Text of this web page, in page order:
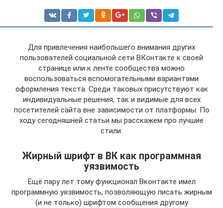
Для привлечения наибольшего внимания других
пользователей социальной сети ВКонтакте к своей
странице или к ленте сообщества можно
воспользоваться вспомогательными вариантами
оформления текста. Среди таковых присутствуют как
индивидуальные решения, так и видимые для всех
посетителей сайта вне зависимости от платформы. По
ходу сегодняшней статьи мы расскажем про лучшие
стили.
Жирный шрифт в ВК как программная
уязвимость
Ещё пару лет тому функционал Вконтакте имел
программную уязвимость, позволяющую писать жирным
(и не только) шрифтом сообщения другому